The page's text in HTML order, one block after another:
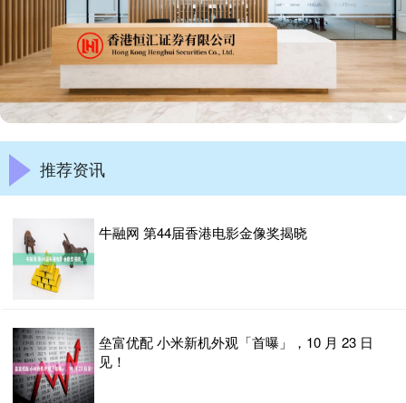
推荐资讯
牛融网 第44届香港电影金像奖揭晓
垒富优配 小米新机外观「首曝」，10 月 23 日
见！